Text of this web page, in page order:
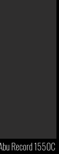
Record 1550C